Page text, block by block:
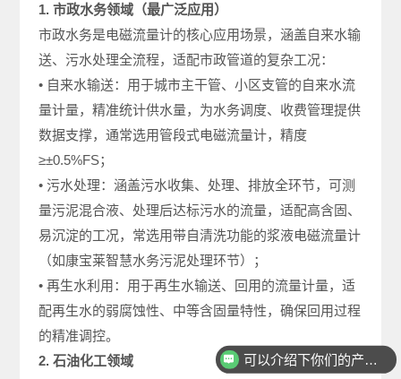
1. 市政水务领域（最广泛应用）
市政水务是电磁流量计的核心应用场景，涵盖自来水输
送、污水处理全流程，适配市政管道的复杂工况：
• 自来水输送：用于城市主干管、小区支管的自来水流
量计量，精准统计供水量，为水务调度、收费管理提供
数据支撑，通常选用管段式电磁流量计，精度
≥±0.5%FS；
• 污水处理：涵盖污水收集、处理、排放全环节，可测
量污泥混合液、处理后达标污水的流量，适配高含固、
易沉淀的工况，常选用带自清洗功能的浆液电磁流量计
（如康宝莱智慧水务污泥处理环节）；
• 再生水利用：用于再生水输送、回用的流量计量，适
配再生水的弱腐蚀性、中等含固量特性，确保回用过程
的精准调控。
2. 石油化工领域
可以介绍下你们的产品么
你们是怎么收费的呢